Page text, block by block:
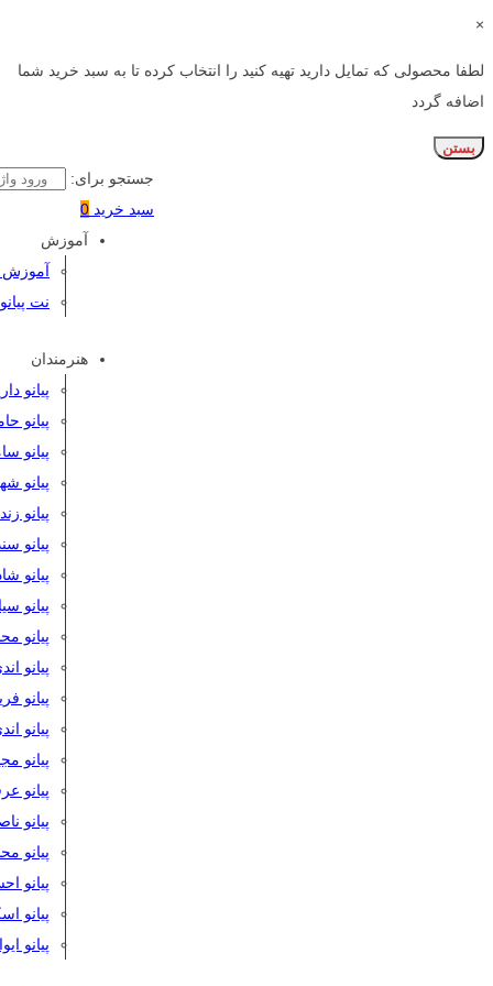
×
لطفا محصولی که تمایل دارید تهیه کنید را انتخاب کرده تا به سبد خرید شما
اضافه گردد
بستن
جستجو برای:
سبد خرید 0
آموزش
آموزش
نت پیانو
هنرمندان
پیانو
پیانو
پیانو
پیانو
پیانو
پیانو
پیانو
پیانو
پیانو
پیانو
پیانو
پیانو
پیانو
پیانو
پیانو
پیانو
پیانو
پیانو
پیانو